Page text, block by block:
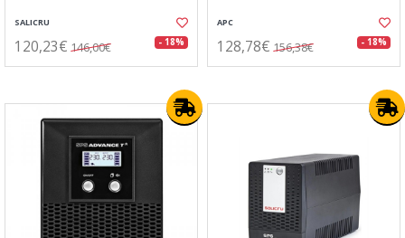
SALICRU
120,23€ 146,00€ - 18%
APC
128,78€ 156,38€ - 18%